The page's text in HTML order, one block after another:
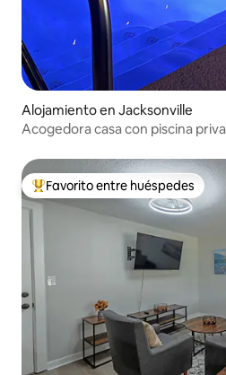
Alojamiento en Jacksonville
Acogedora casa con piscina
Favorito entre huéspedes
Favorito entre huéspedes